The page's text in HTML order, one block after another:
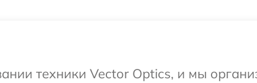
техники Vector Optics, и мы